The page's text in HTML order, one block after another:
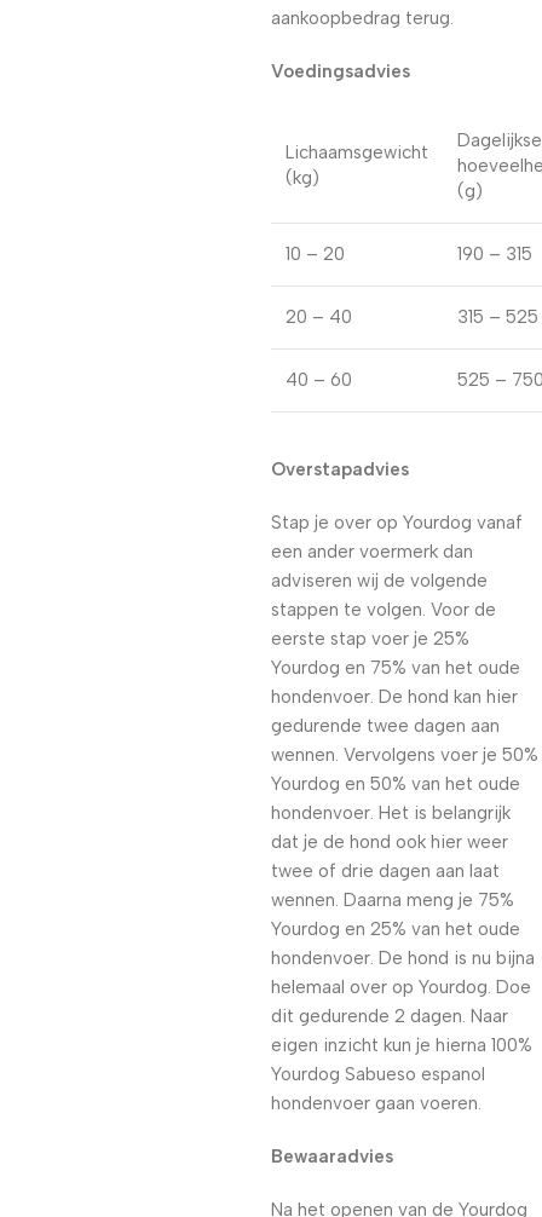
aankoopbedrag terug.
Voedingsadvies
Lichaamsgewicht
(kg)
Dagelijkse
(g)
10 – 20 190 – 315
20 – 40 315 – 525
40 – 60 525 –
Overstapadvies
Stap je over op Yourdog vanaf
een ander voermerk dan
adviseren wij de volgende
stappen te volgen. Voor de
eerste stap voer je 25%
Yourdog en 75% van het oude
hondenvoer. De hond kan hier
gedurende twee dagen aan
wennen. Vervolgens voer je 50%
Yourdog en 50% van het oude
hondenvoer. Het is belangrijk
dat je de hond ook hier weer
twee of drie dagen aan laat
wennen. Daarna meng je 75%
Yourdog en 25% van het oude
hondenvoer. De hond is nu bijna
helemaal over op Yourdog. Doe
dit gedurende 2 dagen. Naar
eigen inzicht kun je hierna 100%
Yourdog Sabueso espanol
hondenvoer gaan voeren.
Bewaaradvies
Na het openen van de Yourdog